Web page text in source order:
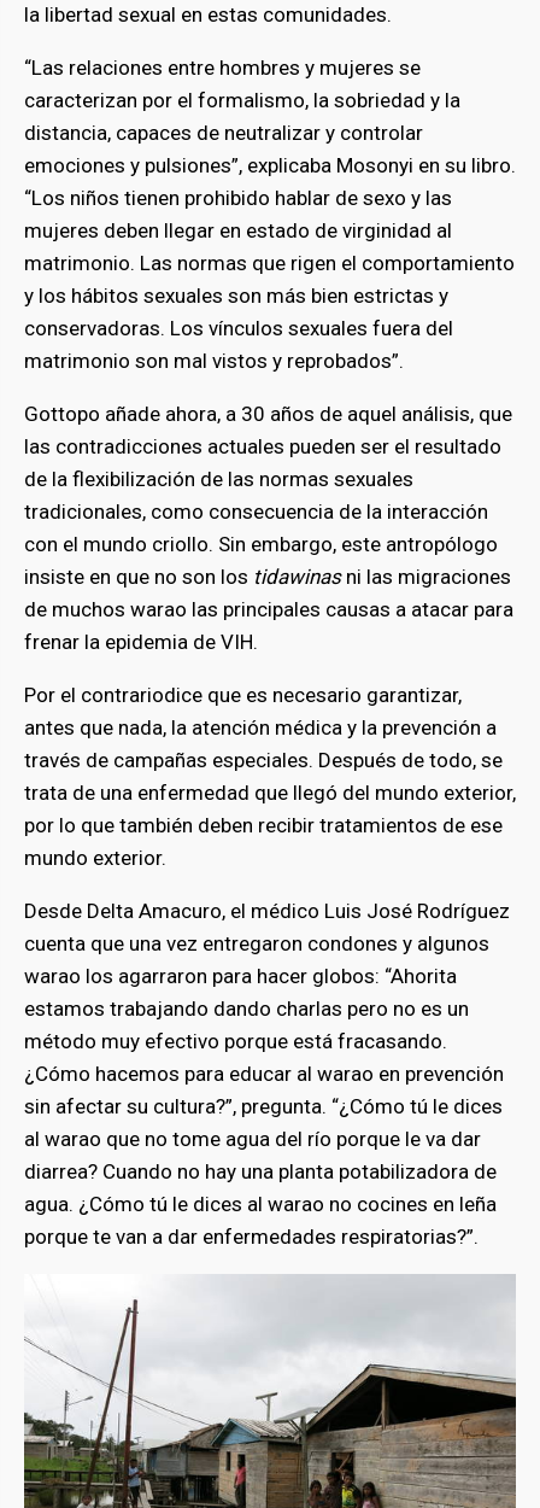
la libertad sexual en estas comunidades.
“Las relaciones entre hombres y mujeres se
caracterizan por el formalismo, la sobriedad y la
distancia, capaces de neutralizar y controlar
emociones y pulsiones”, explicaba Mosonyi en su libro.
“Los niños tienen prohibido hablar de sexo y las
mujeres deben llegar en estado de virginidad al
matrimonio. Las normas que rigen el comportamiento
y los hábitos sexuales son más bien estrictas y
conservadoras. Los vínculos sexuales fuera del
matrimonio son mal vistos y reprobados”.
Gottopo añade ahora, a 30 años de aquel análisis, que
las contradicciones actuales pueden ser el resultado
de la flexibilización de las normas sexuales
tradicionales, como consecuencia de la interacción
con el mundo criollo. Sin embargo, este antropólogo
insiste en que no son los tidawinasni las migraciones
de muchos warao las principales causas a atacar para
frenar la epidemia de VIH.
Por el contrariodice que es necesario garantizar,
antes que nada, la atención médica y la prevención a
través de campañas especiales. Después de todo, se
trata de una enfermedad que llegó del mundo exterior,
por lo que también deben recibir tratamientos de ese
mundo exterior.
Desde Delta Amacuro, el médico Luis José Rodríguez
cuenta que una vez entregaron condones y algunos
warao los agarraron para hacer globos: “Ahorita
estamos trabajando dando charlas pero no es un
método muy efectivo porque está fracasando.
¿Cómo hacemos para educar al warao en prevención
sin afectar su cultura?”, pregunta. “¿Cómo tú le dices
al warao que no tome agua del río porque le va dar
diarrea? Cuando no hay una planta potabilizadora de
agua. ¿Cómo tú le dices al warao no cocines en leña
porque te van a dar enfermedades respiratorias?”.